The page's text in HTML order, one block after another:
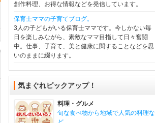
創作料理、お得な情報などを発信しています。
保育士ママの子育てブログ。
3人の子どもがいる保育士ママです。今しかない毎
日を楽しみながら、素敵なママ目指して日々奮闘
中。仕事、子育て、美と健康に関することなどを思
いのままに綴ります。
気まぐれピックアップ！
料理・グルメ
旬な食べ物から地域で人気の料理な